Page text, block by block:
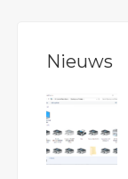
Nieuws